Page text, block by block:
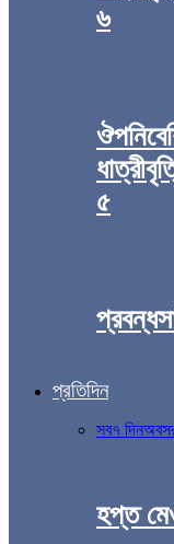
৬
৫
প্রতিদিন
সব৭ দিন
হপ্ত